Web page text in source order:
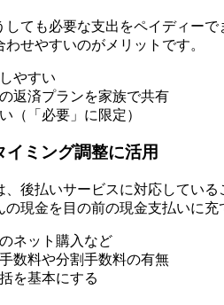
ても必要な支出をペイディー
せやすいのがメリットです。
やすい
返済プランを家族で共有
（「必要」に限定）
ミング調整に活用
後払いサービスに対応してい
現金を目の前の現金支払いに
ネット購入など
数料や分割手数料の有無
を基本にする